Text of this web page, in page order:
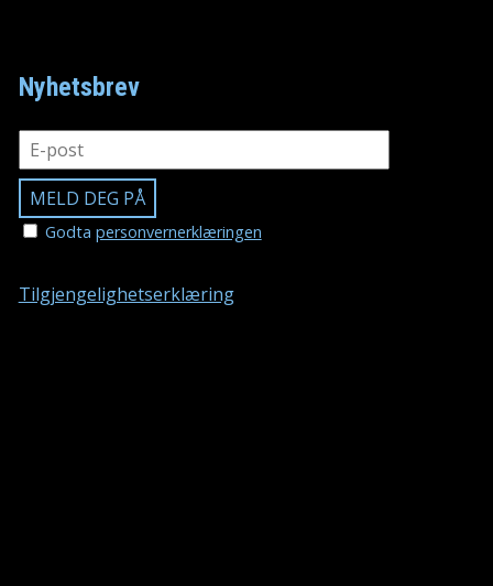
Nyhetsbrev
Godta personvernerklæringen
Tilgjengelighetserklæring